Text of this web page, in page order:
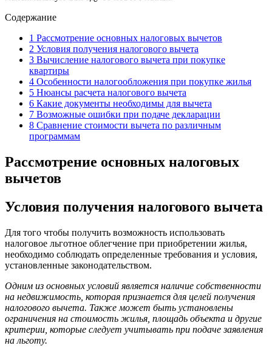
Содержание
1 Рассмотрение основных налоговых вычетов
2 Условия получения налогового вычета
3 Вычисление налогового вычета при покупке
квартиры
4 Особенности налогообложения при покупке жилья
5 Нюансы расчета налогового вычета
6 Какие документы необходимы для вычета
7 Возможные ошибки при подаче декларации
8 Сравнение стоимости вычета по различным
программам
Рассмотрение основных налоговых
вычетов
Условия получения налогового вычета
Для того чтобы получить возможность использовать
налоговое льготное облегчение при приобретении жилья,
необходимо соблюдать определенные требования и условия,
установленные законодательством.
Одним из основных условий является наличие собственности
на недвижимость, которая признается для целей получения
налогового вычета. Также может быть установлены
ограничения на стоимость жилья, площадь объекта и другие
критерии, которые следует учитывать при подаче заявления
на льготу.